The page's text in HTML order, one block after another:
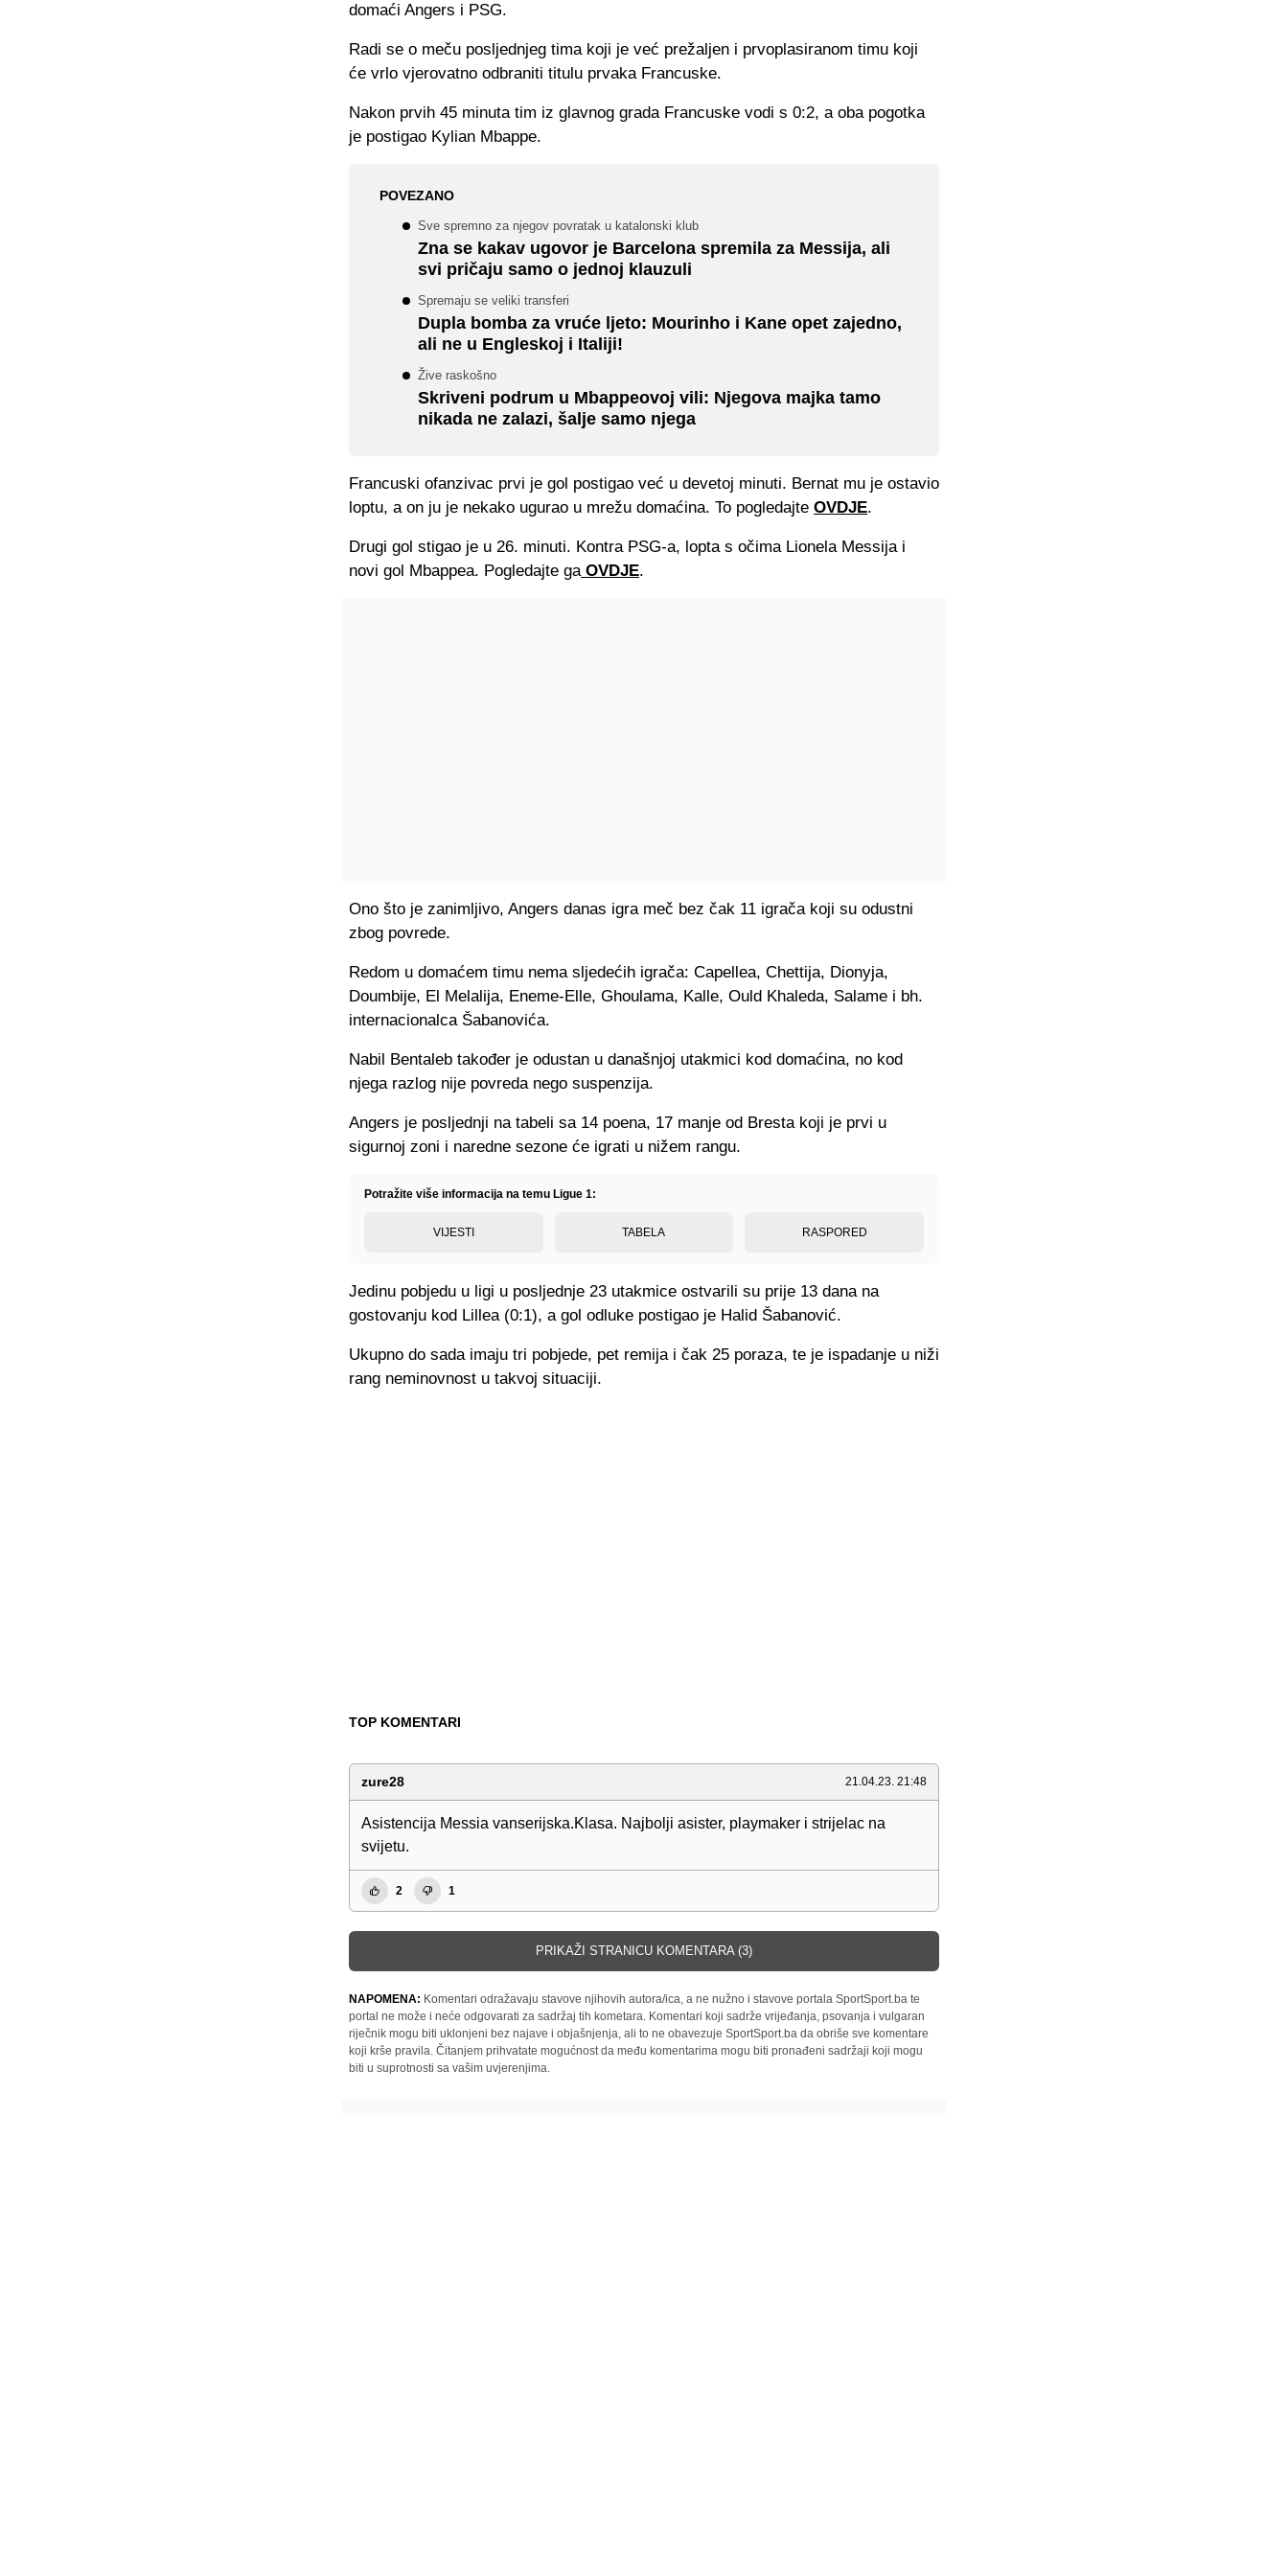
domaći Angers i PSG.
Radi se o meču posljednjeg tima koji je već prežaljen i prvoplasiranom timu koji
će vrlo vjerovatno odbraniti titulu prvaka Francuske.
Nakon prvih 45 minuta tim iz glavnog grada Francuske vodi s 0:2, a oba pogotka
je postigao Kylian Mbappe.
POVEZANO
Sve spremno za njegov povratak u katalonski klub
Zna se kakav ugovor je Barcelona spremila za Messija, ali
svi pričaju samo o jednoj klauzuli
Spremaju se veliki transferi
Dupla bomba za vruće ljeto: Mourinho i Kane opet zajedno,
ali ne u Engleskoj i Italiji!
Žive raskošno
Skriveni podrum u Mbappeovoj vili: Njegova majka tamo
nikada ne zalazi, šalje samo njega
Francuski ofanzivac prvi je gol postigao već u devetoj minuti. Bernat mu je ostavio
loptu, a on ju je nekako ugurao u mrežu domaćina. To pogledajte OVDJE.
Drugi gol stigao je u 26. minuti. Kontra PSG-a, lopta s očima Lionela Messija i
novi gol Mbappea. Pogledajte ga OVDJE.
Ono što je zanimljivo, Angers danas igra meč bez čak 11 igrača koji su odustni
zbog povrede.
Redom u domaćem timu nema sljedećih igrača: Capellea, Chettija, Dionyja,
Doumbije, El Melalija, Eneme-Elle, Ghoulama, Kalle, Ould Khaleda, Salame i bh.
internacionalca Šabanovića.
Nabil Bentaleb također je odustan u današnjoj utakmici kod domaćina, no kod
njega razlog nije povreda nego suspenzija.
Angers je posljednji na tabeli sa 14 poena, 17 manje od Bresta koji je prvi u
sigurnoj zoni i naredne sezone će igrati u nižem rangu.
Potražite više informacija na temu Ligue 1:
VIJESTI TABELA RASPORED
Jedinu pobjedu u ligi u posljednje 23 utakmice ostvarili su prije 13 dana na
gostovanju kod Lillea (0:1), a gol odluke postigao je Halid Šabanović.
Ukupno do sada imaju tri pobjede, pet remija i čak 25 poraza, te je ispadanje u niži
rang neminovnost u takvoj situaciji.
TOP KOMENTARI
zure28 21.04.23. 21:48
Asistencija Messia vanserijska.Klasa. Najbolji asister, playmaker i strijelac na
svijetu.
2 1
PRIKAŽI STRANICU KOMENTARA (3)
NAPOMENA: Komentari odražavaju stavove njihovih autora/ica, a ne nužno i stavove portala SportSport.ba te
portal ne može i neće odgovarati za sadržaj tih kometara. Komentari koji sadrže vrijeđanja, psovanja i vulgaran
riječnik mogu biti uklonjeni bez najave i objašnjenja, ali to ne obavezuje SportSport.ba da obriše sve komentare
koji krše pravila. Čitanjem prihvatate mogućnost da među komentarima mogu biti pronađeni sadržaji koji mogu
biti u suprotnosti sa vašim uvjerenjima.